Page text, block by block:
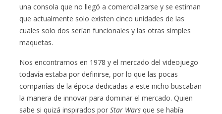
una consola que no llegó a comercializarse y se estiman
que actualmente solo existen cinco unidades de las
cuales solo dos serían funcionales y las otras simples
maquetas.
Nos encontramos en 1978 y el mercado del videojuego
todavía estaba por definirse, por lo que las pocas
compañías de la época dedicadas a este nicho buscaban
la manera de innovar para dominar el mercado. Quien
sabe si quizá inspirados porStar Wars que se había